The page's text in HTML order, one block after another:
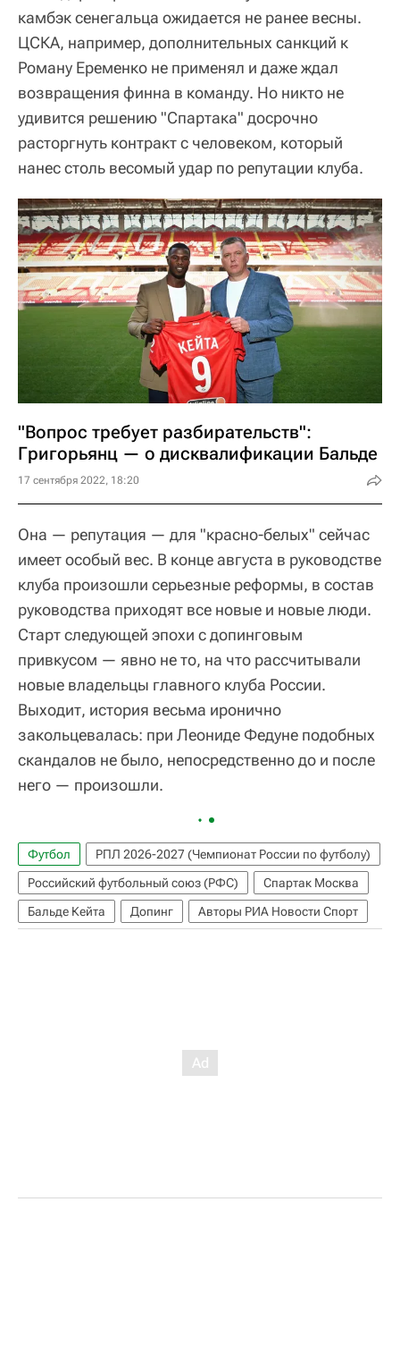
камбэк сенегальца ожидается не ранее весны.
ЦСКА, например, дополнительных санкций к
Роману Еременко не применял и даже ждал
возвращения финна в команду. Но никто не
удивится решению "Спартака" досрочно
расторгнуть контракт с человеком, который
нанес столь весомый удар по репутации клуба.
"Вопрос требует разбирательств":
Григорьянц — о дисквалификации Бальде
17 сентября 2022, 18:20
Она — репутация — для "красно-белых" сейчас
имеет особый вес. В конце августа в руководстве
клуба произошли серьезные реформы, в состав
руководства приходят все новые и новые люди.
Старт следующей эпохи с допинговым
привкусом — явно не то, на что рассчитывали
новые владельцы главного клуба России.
Выходит, история весьма иронично
закольцевалась: при Леониде Федуне подобных
скандалов не было, непосредственно до и после
него — произошли.
Футбол
РПЛ 2026-2027 (Чемпионат России по футболу)
Российский футбольный союз (РФС)
Спартак Москва
Бальде Кейта
Допинг Авторы РИА Новости Спорт